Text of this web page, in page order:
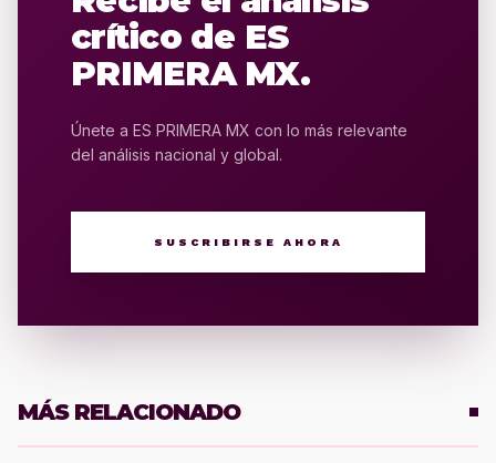
crítico de ES
PRIMERA MX.
Únete a ES PRIMERA MX con lo más relevante
del análisis nacional y global.
SUSCRIBIRSE AHORA
MÁS RELACIONADO